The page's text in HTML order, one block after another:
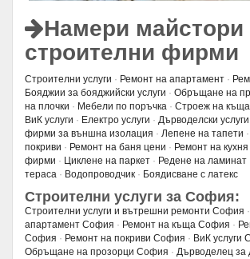
Намери майстори
строителни фирми
Строителни услуги · Ремонт на апартамент ·
Бояджии за бояджийски услуги · Обръщане на
на плочки · Мебели по поръчка · Строеж на къща
ВиК услуги · Електро услуги · Дърводелски услуги
фирми за външна изолация · Лепене на тапети ·
покриви · Ремонт на баня цени · Ремонт на кухня
фирми · Циклене на паркет · Редене на ламинат
тераса · Водопроводчик · Боядисване с латекс
Строителни услуги за София:
Строителни услуги и вътрешни ремонти София ·
апартамент София · Ремонт на къща София ·
София · Ремонт на покриви София · ВиК услуги
Обръщане на прозорци София · Дърводелец за